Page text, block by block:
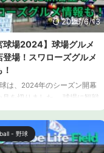
Package）の販売も開始され
この記事では、ホスピタリ
ケージ（Official Hospitality
...
2025/6/13
球場2024】球場グルメ
登場！スワローズグルメ
は、2024年のシーズン開幕
月を切りました。 球場に観戦
しみの一つが球場グルメ。
場グルメは、球場やチーム
生かしたものや、選手がプ
スしたものなどバリエーシ
- 野球